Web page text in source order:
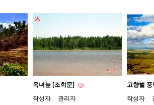
옥녀늪 [조학문]
작성자
관리자
고향벌
작성자